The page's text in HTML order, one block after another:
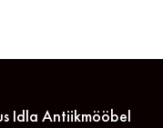
Idla Antiikmööbel